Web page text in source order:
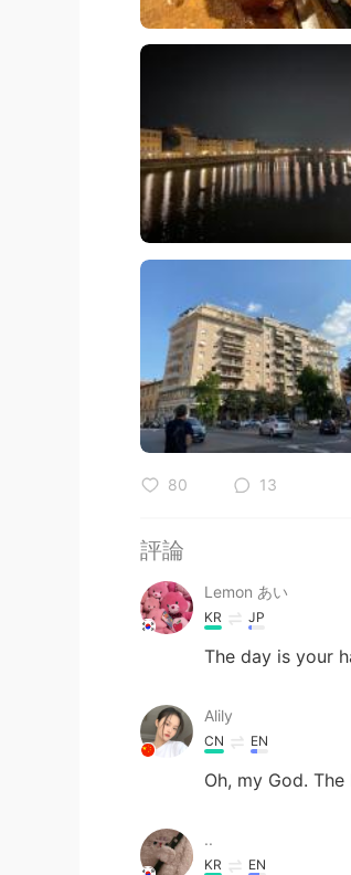
80 13
評論
Lemon あい
KR JP
The day is your
Alily
CN EN
Oh, my God.
..
KR EN